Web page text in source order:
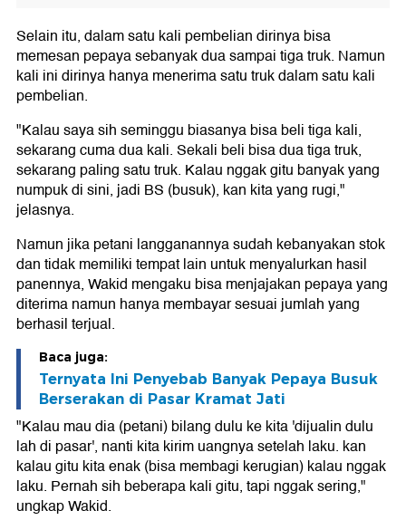
Selain itu, dalam satu kali pembelian dirinya bisa
memesan pepaya sebanyak dua sampai tiga truk. Namun
kali ini dirinya hanya menerima satu truk dalam satu kali
pembelian.
"Kalau saya sih seminggu biasanya bisa beli tiga kali,
sekarang cuma dua kali. Sekali beli bisa dua tiga truk,
sekarang paling satu truk. Kalau nggak gitu banyak yang
numpuk di sini, jadi BS (busuk), kan kita yang rugi,"
jelasnya.
Namun jika petani langganannya sudah kebanyakan stok
dan tidak memiliki tempat lain untuk menyalurkan hasil
panennya, Wakid mengaku bisa menjajakan pepaya yang
diterima namun hanya membayar sesuai jumlah yang
berhasil terjual.
Baca juga:
Ternyata Ini Penyebab Banyak Pepaya Busuk
Berserakan di Pasar Kramat Jati
"Kalau mau dia (petani) bilang dulu ke kita 'dijualin dulu
lah di pasar', nanti kita kirim uangnya setelah laku. kan
kalau gitu kita enak (bisa membagi kerugian) kalau nggak
laku. Pernah sih beberapa kali gitu, tapi nggak sering,"
ungkap Wakid.